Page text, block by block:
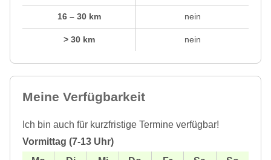
16 – 30 km
> 30 km
nein
nein
Meine Verfügbarkeit
Ich bin auch für kurzfristige Termine verfügbar!
Vormittag (7-13 Uhr)